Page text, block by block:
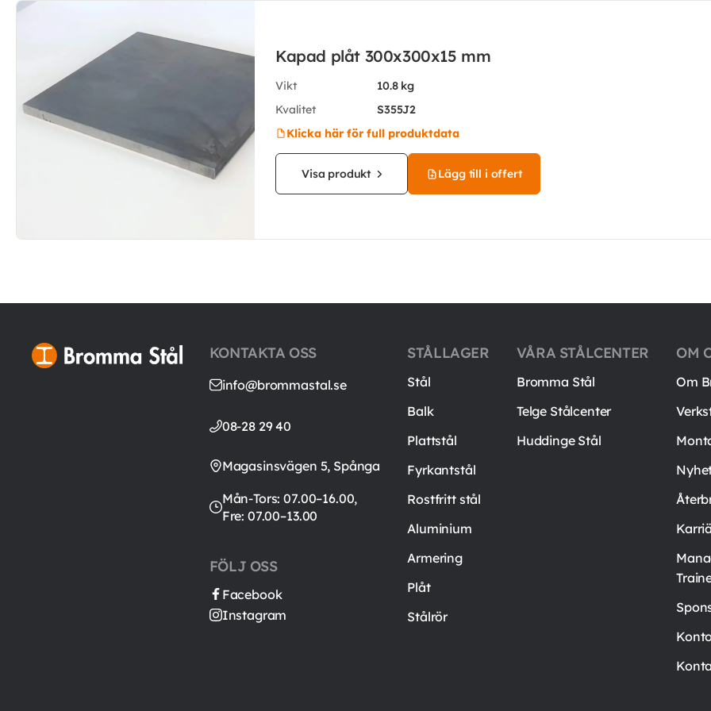
Kapad plåt 300x300x15 mm
Vikt
10.8 kg
Kvalitet
S355J2
Klicka här för full produktdata
Visa produkt Lägg till i offert
KONTAKTA OSS
info@brommastal.se
08-28 29 40
Magasinsvägen 5, Spånga
Mån-Tors: 07.00–16.00,
Fre: 07.00–13.00
FÖLJ OSS
Facebook
Instagram
STÅLLAGER
Stål
Balk
Plattstål
Fyrkantstål
Rostfritt stål
Aluminium
Armering
Plåt
Stålrör
VÅRA STÅLCENTER
Bromma Stål
Telge Stålcenter
Huddinge Stål
OM
Om